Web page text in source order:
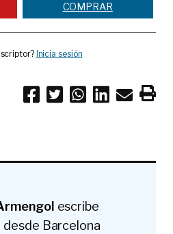
COMPRAR
Inicia sesión
escribe
Barcelona